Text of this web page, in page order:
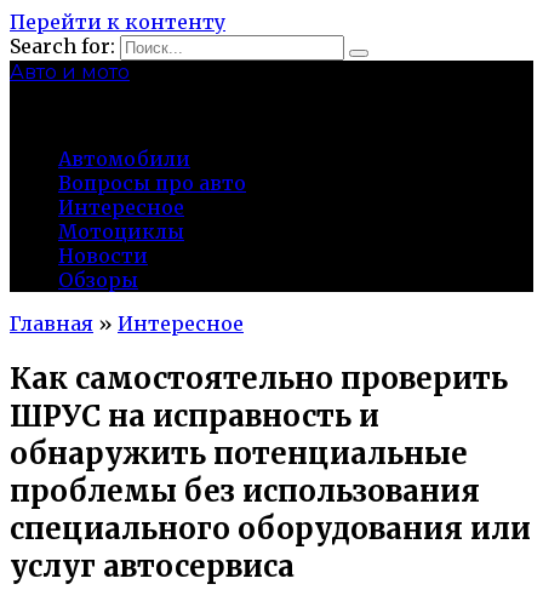
Перейти к контенту
Search for:
Авто и мото
Автомобили
Вопросы про авто
Интересное
Мотоциклы
Новости
Обзоры
Главная » Интересное
Как самостоятельно проверить
ШРУС на исправность и
обнаружить потенциальные
проблемы без использования
специального оборудования или
услуг автосервиса